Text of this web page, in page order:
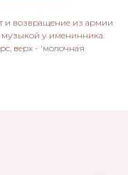
и возвращение из армии
музыкой у именинника.
верх - 'молочная